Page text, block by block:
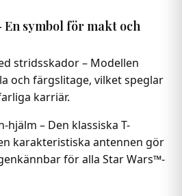
symbol för makt och
stridsskador – Modellen
och färgslitage, vilket speglar
karriär.
– Den klassiska T-
karakteristiska antennen gör
för alla Star Wars™-